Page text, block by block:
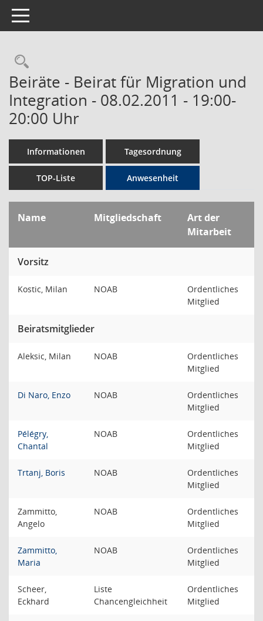
Toggle navigation
Rechercheauswahl
Beiräte - Beirat für Migration und
Integration - 08.02.2011 - 19:00-
20:00 Uhr
Informationen Tagesordnung
TOP-Liste Anwesenheit
Name Mitgliedschaft
Art der
Mitarbeit
Vorsitz
Kostic, Milan NOAB
Ordentliches
Mitglied
Beiratsmitglieder
Aleksic, Milan NOAB
Ordentliches
Mitglied
Di Naro, Enzo NOAB
Ordentliches
Mitglied
Pélégry,
Chantal
NOAB
Ordentliches
Mitglied
Trtanj, Boris NOAB
Ordentliches
Mitglied
Zammitto,
Angelo
NOAB
Ordentliches
Mitglied
Zammitto,
Maria
NOAB
Ordentliches
Mitglied
Scheer,
Eckhard
Liste
Chancengleichheit
Ordentliches
Mitglied